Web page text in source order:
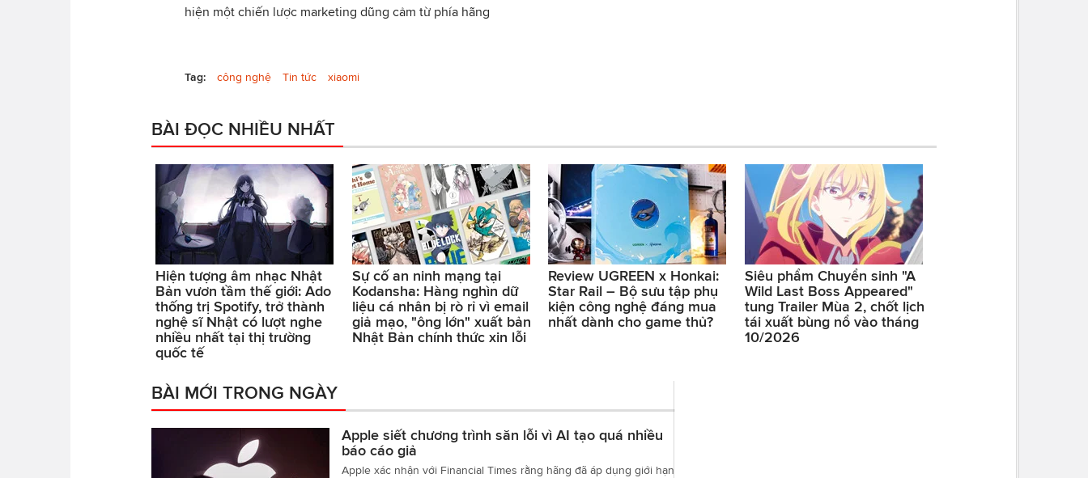
hiện một chiến lược marketing dũng cảm từ phía hãng
Tag: công nghệ Tin tức xiaomi
BÀI ĐỌC NHIỀU NHẤT
Hiện tượng âm nhạc Nhật
Bản vươn tầm thế giới: Ado
thống trị Spotify, trở thành
nghệ sĩ Nhật có lượt nghe
nhiều nhất tại thị trường
quốc tế
Sự cố an ninh mạng tại
Kodansha: Hàng nghìn dữ
liệu cá nhân bị rò rỉ vì email
giả mạo, "ông lớn" xuất bản
Nhật Bản chính thức xin lỗi
Review UGREEN x Honkai:
Star Rail – Bộ sưu tập phụ
kiện công nghệ đáng mua
nhất dành cho game thủ?
Siêu phẩm Chuyển sinh "A
Wild Last Boss Appeared"
tung Trailer Mùa 2, chốt lịch
tái xuất bùng nổ vào tháng
10/2026
BÀI MỚI TRONG NGÀY
Apple siết chương trình săn lỗi vì AI tạo quá nhiều
báo cáo giả
Apple xác nhận với Financial Times rằng hãng đã áp dụng giới hạn